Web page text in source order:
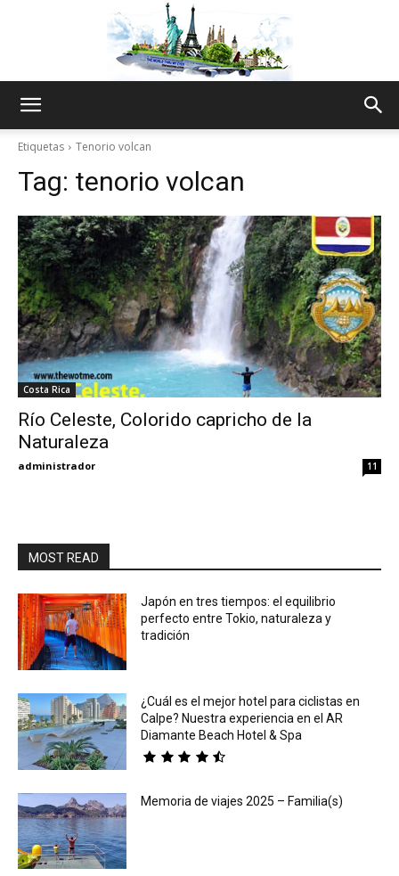
Thru
My
Etiquetas Tenorio volcan
Tag: tenorio volcan
Costa Rica
Río Celeste, Colorido capricho de la
Naturaleza
administrador 11
MOST READ
Japón en tres tiempos: el equilibrio
perfecto entre Tokio, naturaleza y
tradición
¿Cuál es el mejor hotel para ciclistas en
Calpe? Nuestra experiencia en el AR
Diamante Beach Hotel & Spa
Memoria de viajes 2025 – Familia(s)